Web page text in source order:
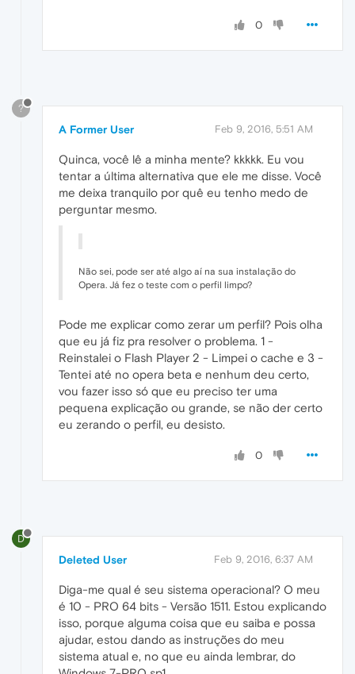
0
?
A Former User Feb 9, 2016, 5:51 AM
Quinca, você lê a minha mente? kkkkk. Eu vou
tentar a última alternativa que ele me disse. Você
me deixa tranquilo por quê eu tenho medo de
perguntar mesmo.
Não sei, pode ser até algo aí na sua instalação do
Opera. Já fez o teste com o perfil limpo?
Pode me explicar como zerar um perfil? Pois olha
que eu já fiz pra resolver o problema. 1 -
Reinstalei o Flash Player 2 - Limpei o cache e 3 -
Tentei até no opera beta e nenhum deu certo,
vou fazer isso só que eu preciso ter uma
pequena explicação ou grande, se não der certo
eu zerando o perfil, eu desisto.
0
D
Deleted User Feb 9, 2016, 6:37 AM
Diga-me qual é seu sistema operacional? O meu
é 10 - PRO 64 bits - Versão 1511. Estou explicando
isso, porque alguma coisa que eu saiba e possa
ajudar, estou dando as instruções do meu
sistema atual e, no que eu ainda lembrar, do